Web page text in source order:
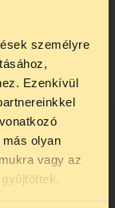
személyre
Ezenkívül
olyan
vagy az
mint
A
óta
Fidesz a
részesíti a
az